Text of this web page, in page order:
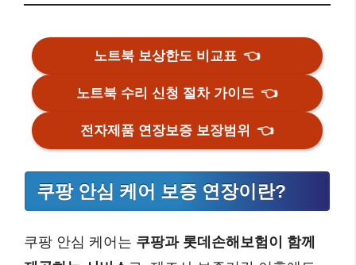
노트북 보상한도 비교표👈
노트북 수리 신청 절차 가이드👈
전자제품 연장보증 보장범위👈
쿠팡 안심 케어 보증 연장이란?
쿠팡 안심 케어는 쿠팡과 롯데손해보험이 함께